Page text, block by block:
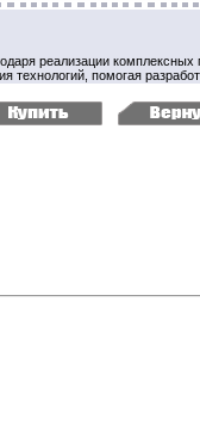
реализации
технологий, помогая